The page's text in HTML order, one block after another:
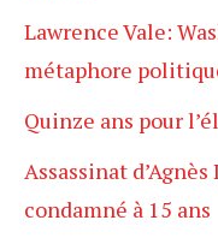
Lawrence Vale:
métaphore
Quinze ans pour
Assassinat
condamné à 15 ans